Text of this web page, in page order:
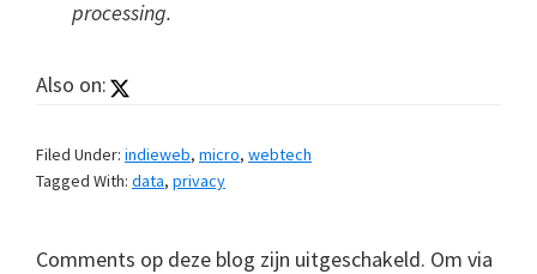
processing.
Also on:
Filed Under: indieweb, micro, webtech
Tagged With: data, privacy
Comments op deze blog zijn uitgeschakeld. Om via